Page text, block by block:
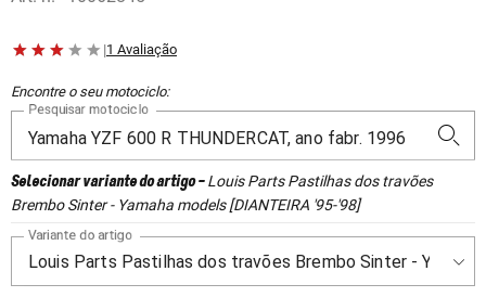
|1 Avaliação
Encontre o seu motociclo:
Pesquisar motociclo
Selecionar variante do artigo-Louis Parts Pastilhas dos travões
Brembo Sinter - Yamaha models [DIANTEIRA '95-'98]
Variante do artigo